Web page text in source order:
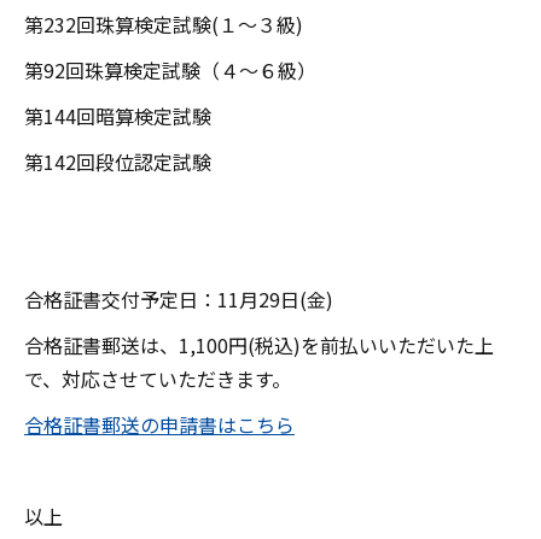
第232回珠算検定試験(１～３級)
第92回珠算検定試験（４～６級）
第144回暗算検定試験
第142回段位認定試験
合格証書交付予定日：11月29日(金)
合格証書郵送は、1,100円(税込)を前払いいただいた上
で、対応させていただきます。
合格証書郵送の申請書はこちら
以上